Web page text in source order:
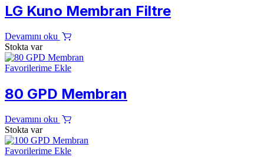
LG Kuno Membran Filtre
Devamını oku
Stokta var
Favorilerime Ekle
80 GPD Membran
Devamını oku
Stokta var
Favorilerime Ekle